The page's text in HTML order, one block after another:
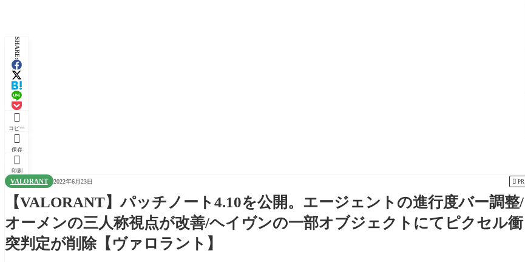
SHARE:

コピー

保存

印刷
VALORANT 2022年6月23日  PR
【VALORANT】パッチノート4.10を公開。エージェントの進行度バー調整/
オーメンの三人称視点が改善/ヘイヴンの一部オブジェクトにてピクセル衝
突判定が削除【ヴァロラント】